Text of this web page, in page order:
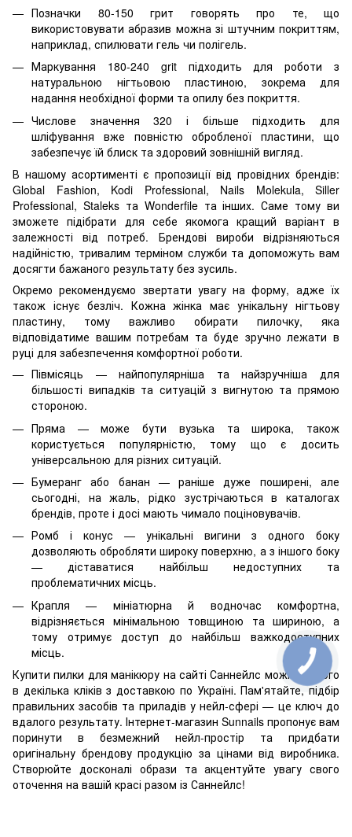
Позначки 80-150 грит говорять про те, що
використовувати абразив можна зі штучним покриттям,
наприклад, спилювати гель чи полігель.
Маркування 180-240 grit підходить для роботи з
натуральною нігтьовою пластиною, зокрема для
надання необхідної форми та опилу без покриття.
Числове значення 320 і більше підходить для
шліфування вже повністю обробленої пластини, що
забезпечує їй блиск та здоровий зовнішній вигляд.
В нашому асортименті є пропозиції від провідних брендів:
Global Fashion, Kodi Professional, Nails Molekula, Siller
Professional, Staleks та Wonderfile та інших. Саме тому ви
зможете підібрати для себе якомога кращий варіант в
залежності від потреб. Брендові вироби відрізняються
надійністю, тривалим терміном служби та допоможуть вам
досягти бажаного результату без зусиль.
Окремо рекомендуємо звертати увагу на форму, адже їх
також існує безліч. Кожна жінка має унікальну нігтьову
пластину, тому важливо обирати пилочку, яка
відповідатиме вашим потребам та буде зручно лежати в
руці для забезпечення комфортної роботи.
Півмісяць — найпопулярніша та найзручніша для
більшості випадків та ситуацій з вигнутою та прямою
стороною.
Пряма — може бути вузька та широка, також
користується популярністю, тому що є досить
універсальною для різних ситуацій.
Бумеранг або банан — раніше дуже поширені, але
сьогодні, на жаль, рідко зустрічаються в каталогах
брендів, проте і досі мають чимало поціновувачів.
Ромб і конус — унікальні вигини з одного боку
дозволяють обробляти широку поверхню, а з іншого боку
— діставатися найбільш недоступних та
проблематичних місць.
Крапля — мініатюрна й водночас комфортна,
відрізняється мінімальною товщиною та шириною, а
тому отримує доступ до найбільш важкодоступних
місць.
Купити пилки для манікюру на сайті Саннейлс можна всього
в декілька кліків з доставкою по Україні. Пам'ятайте, підбір
правильних засобів та приладів у нейл-сфері — це ключ до
вдалого результату. Інтернет-магазин Sunnails пропонує вам
поринути в безмежний нейл-простір та придбати
оригінальну брендову продукцію за цінами від виробника.
Створюйте досконалі образи та акцентуйте увагу свого
оточення на вашій красі разом із Саннейлс!